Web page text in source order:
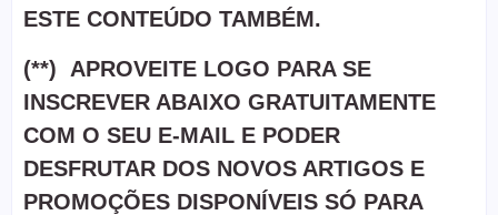
ESTE CONTEÚDO TAMBÉM.
(**) APROVEITE LOGO PARA SE
INSCREVER ABAIXO GRATUITAMENTE
COM O SEU E-MAIL E PODER
DESFRUTAR DOS NOVOS ARTIGOS E
PROMOÇÕES DISPONÍVEIS SÓ PARA